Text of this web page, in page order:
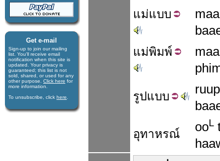
Get e-mail
Sign-up to join our mail­ing
list. You'll receive e­mail
notification when this site is
updated. Your privacy is
guaran­teed; this list is not
sold, shared, or used for any
other purpose. Click here for
more infor­mation.
To unsubscribe, click here
แม่แบบ
แม่พิมพ์
รูปแบบ
ruup
อุทาหรณ์
ooL